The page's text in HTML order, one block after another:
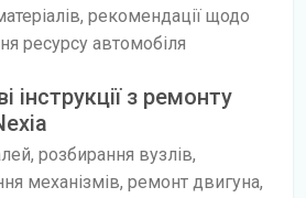
рекомендації щодо
ресурсу автомобіля
інструкції з ремонту
розбирання вузлів,
механізмів, ремонт двигуна,